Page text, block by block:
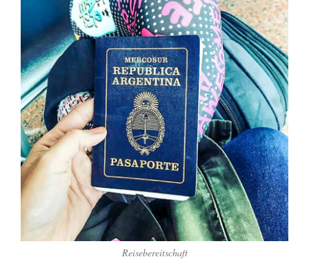
Reisebereitschaft